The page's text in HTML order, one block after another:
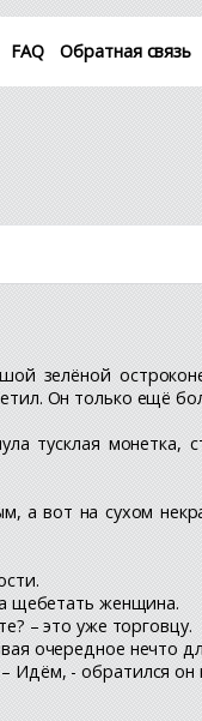
FAQ Обратная связь
зелёной
Он только ещё
тусклая
а вот на сухом
щебетать женщина.
– это уже торговцу.
очередное нечто
Идём, - обратился он